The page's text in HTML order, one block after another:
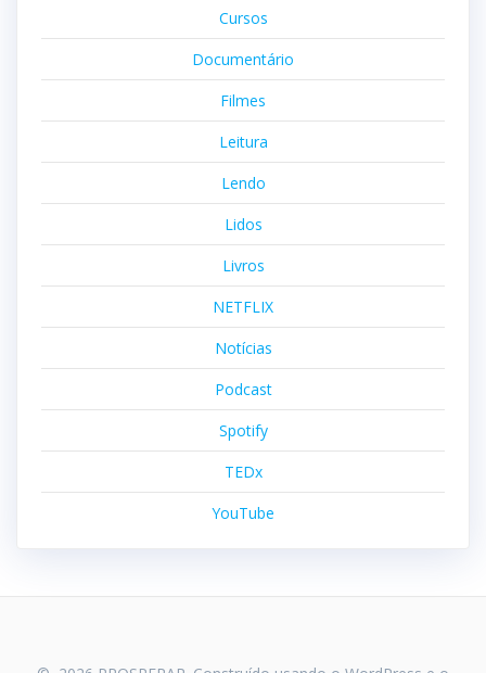
Cursos
Documentário
Filmes
Leitura
Lendo
Lidos
Livros
NETFLIX
Notícias
Podcast
Spotify
TEDx
YouTube